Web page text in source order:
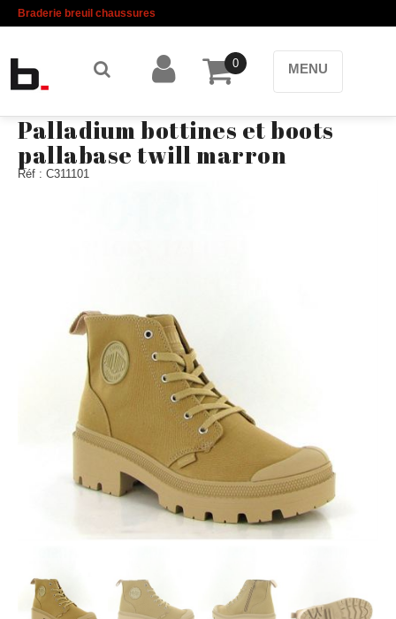
Braderie breuil chaussures
0 MENU
Palladium bottines et boots
pallabase twill marron
Réf : C311101